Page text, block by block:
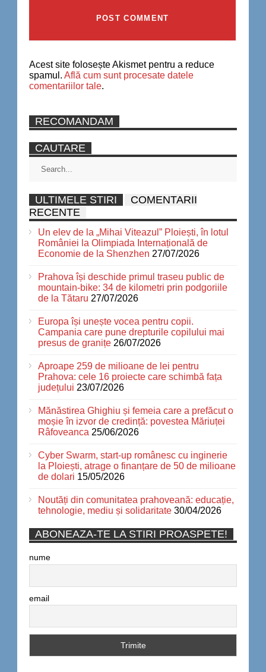
Acest site folosește Akismet pentru a reduce
spamul. Află cum sunt procesate datele
comentariilor tale.
RECOMANDAM
CAUTARE
ULTIMELE STIRI
COMENTARII
RECENTE
Un elev de la „Mihai Viteazul” Ploiești, în lotul
României la Olimpiada Internațională de
Economie de la Shenzhen 27/07/2026
Prahova își deschide primul traseu public de
mountain-bike: 34 de kilometri prin podgoriile
de la Tătaru 27/07/2026
Europa își unește vocea pentru copii.
Campania care pune drepturile copilului mai
presus de granițe 26/07/2026
Aproape 259 de milioane de lei pentru
Prahova: cele 16 proiecte care schimbă fața
județului 23/07/2026
Mănăstirea Ghighiu și femeia care a prefăcut o
moșie în izvor de credință: povestea Măriuței
Râfoveanca 25/06/2026
Cyber Swarm, start-up românesc cu inginerie
la Ploiești, atrage o finanțare de 50 de milioane
de dolari 15/05/2026
Noutăți din comunitatea prahoveană: educație,
tehnologie, mediu și solidaritate 30/04/2026
ABONEAZA-TE LA STIRI PROASPETE!
nume
email